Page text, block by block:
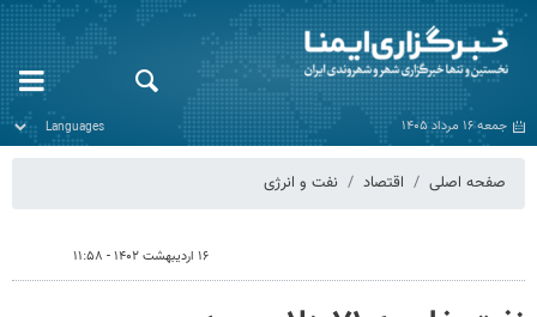
جمعه ۱۶ مرداد ۱۴۰۵
صفحه اصلی اقتصاد نفت و انرژی
۱۶ اردیبهشت ۱۴۰۲ - ۱۱:۵۸